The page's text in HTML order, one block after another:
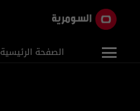
الصفحة الرئيسية